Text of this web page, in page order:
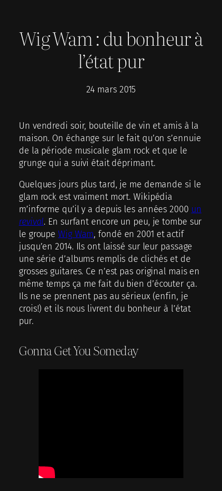
Wig Wam : du bonheur à
l’état pur
24 mars 2015
Un vendredi soir, bouteille de vin et amis à la
maison. On échange sur le fait qu’on s’ennuie
de la période musicale glam rock et que le
grunge qui a suivi était déprimant.
Quelques jours plus tard, je me demande si le
glam rock est vraiment mort. Wikipédia
m’informe qu’il y a depuis les années 2000 un
revival. En surfant encore un peu, je tombe sur
le groupeWig Wam, fondé en 2001 et actif
jusqu’en 2014. Ils ont laissé sur leur passage
une série d’albums remplis de clichés et de
grosses guitares. Ce n’est pas original mais en
même temps ça me fait du bien d’écouter ça.
Ils ne se prennent pas au sérieux (enfin, je
crois!) et ils nous livrent du bonheur à l’état
pur.
Gonna Get You Someday